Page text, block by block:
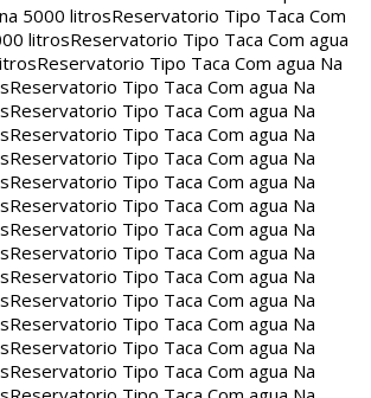
5000 litrosReservatorio Tipo Taca Com
litrosReservatorio Tipo Taca Com agua
Reservatorio Tipo Taca Com agua Na
Reservatorio Tipo Taca Com agua Na
Reservatorio Tipo Taca Com agua Na
Reservatorio Tipo Taca Com agua Na
Reservatorio Tipo Taca Com agua Na
Reservatorio Tipo Taca Com agua Na
Reservatorio Tipo Taca Com agua Na
Reservatorio Tipo Taca Com agua Na
Reservatorio Tipo Taca Com agua Na
Reservatorio Tipo Taca Com agua Na
Reservatorio Tipo Taca Com agua Na
Reservatorio Tipo Taca Com agua Na
Reservatorio Tipo Taca Com agua Na
Reservatorio Tipo Taca Com agua Na